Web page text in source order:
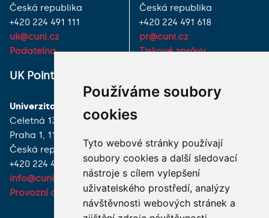
Používáme soubory
cookies
Tyto webové stránky používají
soubory cookies a další sledovací
nástroje s cílem vylepšení
uživatelského prostředí, analýzy
návštěvnosti webových stránek a
Česká republika
+420 224 491 111
uk@cuni.cz
Podatelna
Česká republika
+420 224 491 618
pr@cuni.cz
Tiskové zprávy
UK Point
Univerzita Karlova
Celetná 13
Praha 1, 116 36
Česká republika
+420 224 491 850
info@cuni.cz
Provozní doba a kontakty
JAK K NÁM?